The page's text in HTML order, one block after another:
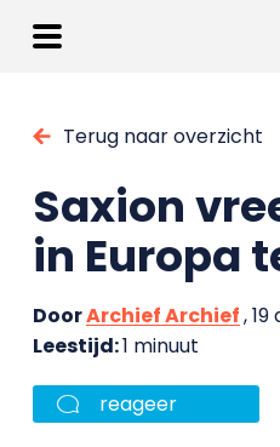
Terug naar overzicht
Saxion
in Europa
DoorArchief Archief,
Leestijd:1 minuut
reageer